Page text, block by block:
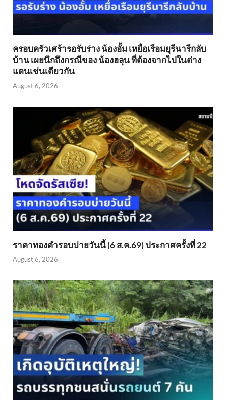
ครอบครัวเศร้ารอรับร่าง น้องอั้ม เหยื่อเรือมยุรีนารีกลับ
บ้าน เผยนึกถึงกรณีของ น้องฮลุน ที่ต้องจากไปในต่าง
แดนเช่นเดียวกัน
August 6, 2026
ราคาทองคำรอบบ่ายวันนี้ (6 ส.ค.69) ประกาศครั้งที่ 22
August 6, 2026